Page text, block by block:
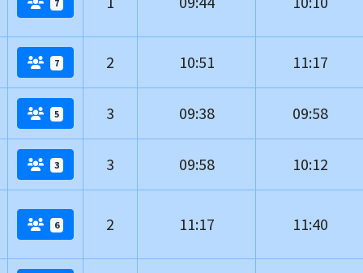
7
7 2 10:51 11:17
5 3 09:38 09:58
3 3 09:58 10:12
6 2 11:17 11:40